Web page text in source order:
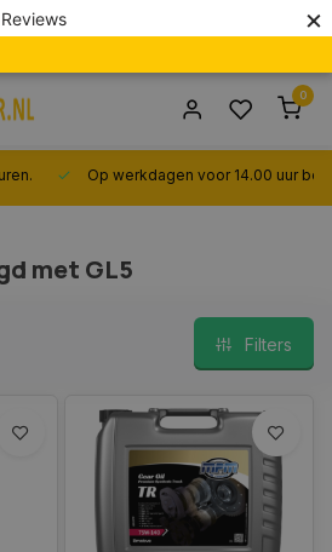
Reviews ×
0
Op werkdagen voor 14.00 uur
met GL5
Filters